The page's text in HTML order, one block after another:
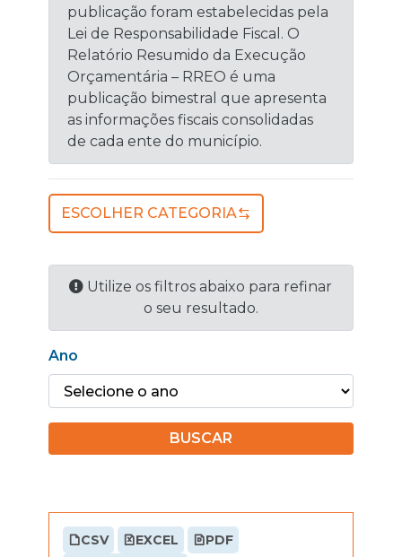
publicação foram estabelecidas pela
Lei de Responsabilidade Fiscal. O
Relatório Resumido da Execução
Orçamentária – RREO é uma
publicação bimestral que apresenta
as informações fiscais consolidadas
de cada ente do município.
ESCOLHER CATEGORIA
Utilize os filtros abaixo para refinar
o seu resultado.
Ano
BUSCAR
CSV EXCEL
PDF